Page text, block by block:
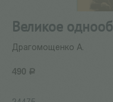
Великое
Драгомощенко А.
490 Р